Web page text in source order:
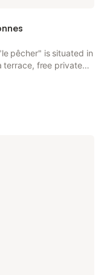
pêcher" is situated in
terrace, free private
features a pool
kitchen.